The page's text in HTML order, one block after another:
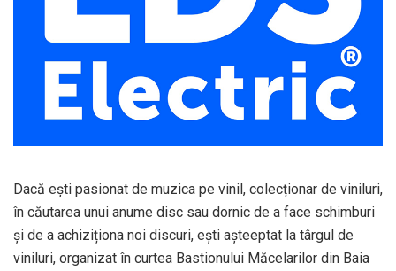
Dacă ești pasionat de muzica pe vinil, colecționar de viniluri,
în căutarea unui anume disc sau dornic de a face schimburi
și de a achiziționa noi discuri, ești așteeptat la târgul de
viniluri, organizat în curtea Bastionului Măcelarilor din Baia